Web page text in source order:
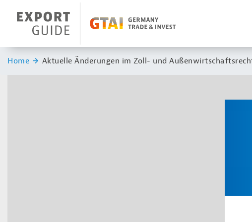
Header Logo
Sie sind hier:
Home Aktuelle Änderungen im Zoll- und